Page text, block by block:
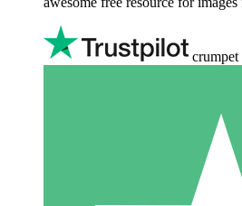
crumpet